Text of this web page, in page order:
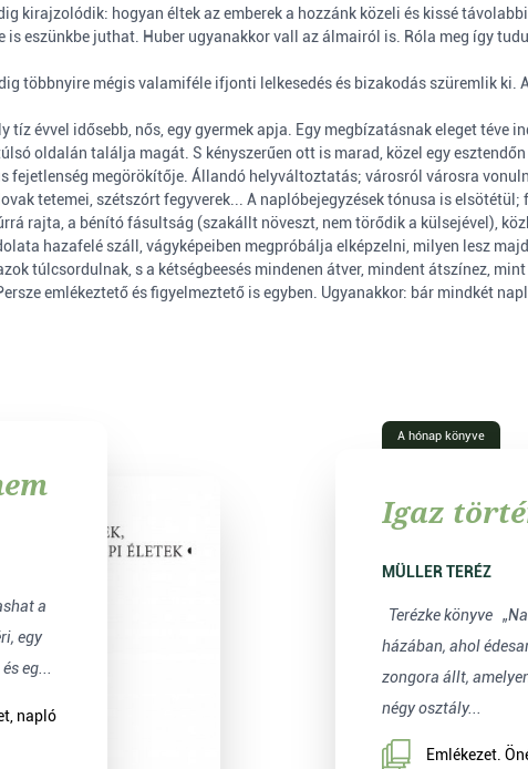
kirajzolódik: hogyan éltek az emberek a hozzánk közeli és kissé
is eszünkbe juthat. Huber ugyanakkor vall az álmairól is. Róla meg így
többnyire mégis valamiféle ifjonti lelkesedés és bizakodás szüremlik ki.
évvel idősebb, nős, egy gyermek apja. Egy megbízatásnak eleget téve
oldalán találja magát. S kényszerűen ott is marad, közel egy
fejetlenség megörökítője. Állandó helyváltoztatás; városról városra
tetemei, szétszórt fegyverek... A naplóbejegyzések tónusa is
rajta, a bénító fásultság (szakállt növeszt, nem törődik a külsejével),
hazafelé száll, vágyképeiben megpróbálja elképzelni, milyen lesz
túlcsordulnak, s a kétségbeesés mindenen átver, mindent átszínez,
emlékeztető és figyelmeztető is egyben. Ugyanakkor: bár mindkét
egy
eg...
napló
A hónap könyve
Igaz
MÜLLER TERÉZ
házában, ahol
zongora állt,
négy osztály...
Emlékezet.